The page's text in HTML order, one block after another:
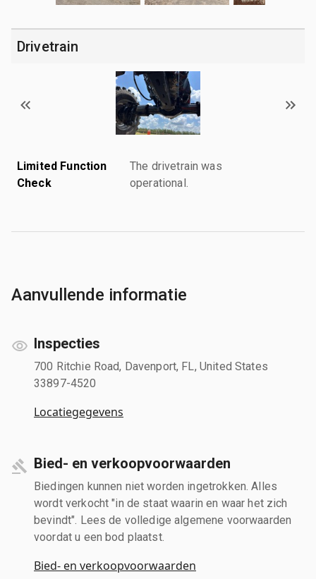
Drivetrain
Limited Function
Check
The drivetrain was
operational.
Aanvullende informatie
Inspecties
700 Ritchie Road, Davenport, FL, United States
33897-4520
Locatiegegevens
Bied- en verkoopvoorwaarden
Biedingen kunnen niet worden ingetrokken. Alles
wordt verkocht "in de staat waarin en waar het zich
bevindt". Lees de volledige algemene voorwaarden
voordat u een bod plaatst.
Bied- en verkoopvoorwaarden